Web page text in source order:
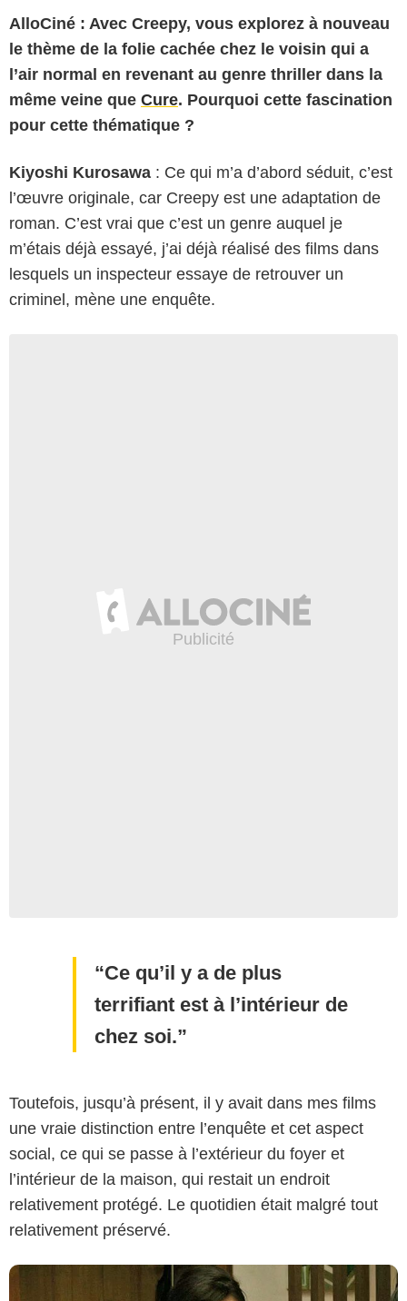
AlloCiné : Avec Creepy, vous explorez à nouveau
le thème de la folie cachée chez le voisin qui a
l’air normal en revenant au genre thriller dans la
même veine que Cure. Pourquoi cette fascination
pour cette thématique ?
Kiyoshi Kurosawa : Ce qui m’a d’abord séduit, c’est
l’œuvre originale, car Creepy est une adaptation de
roman. C’est vrai que c’est un genre auquel je
m’étais déjà essayé, j’ai déjà réalisé des films dans
lesquels un inspecteur essaye de retrouver un
criminel, mène une enquête.
Ce qu’il y a de plus
terrifiant est à l’intérieur de
chez soi.
Toutefois, jusqu’à présent, il y avait dans mes films
une vraie distinction entre l’enquête et cet aspect
social, ce qui se passe à l’extérieur du foyer et
l’intérieur de la maison, qui restait un endroit
relativement protégé. Le quotidien était malgré tout
relativement préservé.